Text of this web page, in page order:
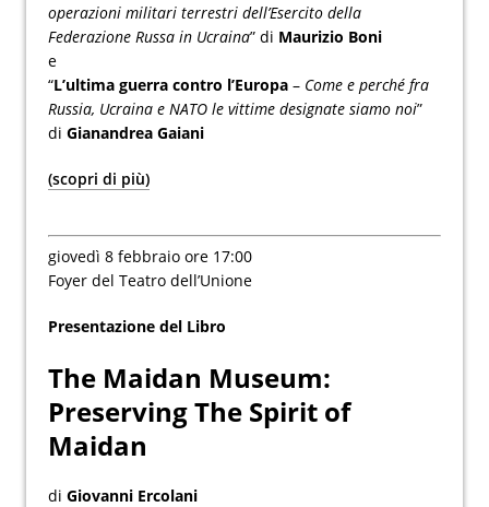
operazioni militari terrestri dell’Esercito della
Federazione Russa in Ucraina” di Maurizio Boni
e
“L’ultima guerra contro l’Europa – Come e perché fra
Russia, Ucraina e NATO le vittime designate siamo noi”
di Gianandrea Gaiani
(scopri di più)
giovedì 8 febbraio ore 17:00
Foyer del Teatro dell’Unione
Presentazione del Libro
The Maidan Museum:
Preserving The Spirit of
Maidan
di Giovanni Ercolani